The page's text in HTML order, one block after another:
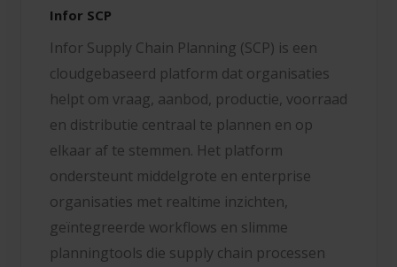
Infor SCP
Infor Supply Chain Planning (SCP) is een
cloudgebaseerd platform dat organisaties
helpt om vraag, aanbod, productie, voorraad
en distributie centraal te plannen en op
elkaar af te stemmen. Het platform
ondersteunt middelgrote en enterprise
organisaties met realtime inzichten,
geïntegreerde workflows en slimme
planningtools die supply chain processen